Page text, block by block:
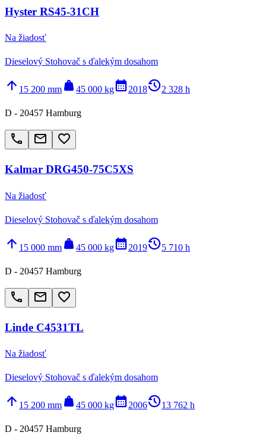
Hyster RS45-31CH
Na žiadosť
Dieselový Stohovač s ďalekým dosahom
arrow_upward 15 200 mm weight 45 000 kgcalendar_month2018history_22 328 h
D - 20457 Hamburg
call email favorite_border
Kalmar DRG450-75C5XS
Na žiadosť
Dieselový Stohovač s ďalekým dosahom
arrow_upward 15 000 mm weight 45 000 kgcalendar_month2019history_25 710 h
D - 20457 Hamburg
call email favorite_border
Linde C4531TL
Na žiadosť
Dieselový Stohovač s ďalekým dosahom
arrow_upward 15 200 mm weight 45 000 kgcalendar_month2006history_213 762 h
D - 20457 Hamburg